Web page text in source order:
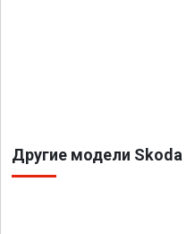
Другие модели Skoda